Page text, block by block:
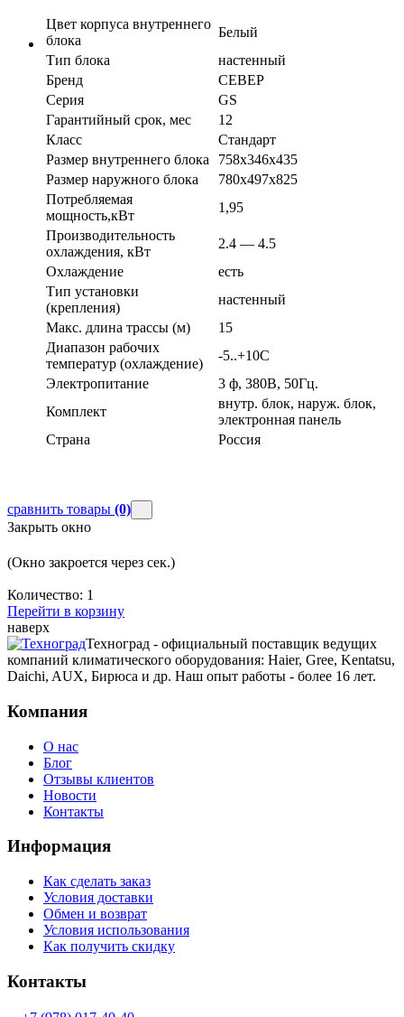
Цвет корпуса внутреннего
блока
Белый
Тип блока
настенный
Бренд
СЕВЕР
Серия
GS
Гарантийный срок, мес
12
Класс
Стандарт
Размер внутреннего блока
758х346х435
Размер наружного блока
780х497х825
Потребляемая
мощность,кВт
1,95
Производительность
охлаждения, кВт
2.4 — 4.5
Охлаждение
есть
Тип установки
(крепления)
настенный
Макс. длина трассы (м)
15
Диапазон рабочих
температур (охлаждение)
-5..+10С
Электропитание
3 ф, 380В, 50Гц.
Комплект
внутр. блок, наруж. блок,
электронная панель
Страна
Россия
сравнить товары (0)
Закрыть окно
(Окно закроется через сек.)
Количество: 1
Перейти в корзину
наверх
Техноград - официальный поставщик ведущих
компаний климатического оборудования: Haier, Gree, Kentatsu,
Daichi, AUX, Бирюса и др. Наш опыт работы - более 16 лет.
Компания
О нас
Блог
Отзывы клиентов
Новости
Контакты
Информация
Как сделать заказ
Условия доставки
Обмен и возврат
Условия использования
Как получить скидку
Контакты